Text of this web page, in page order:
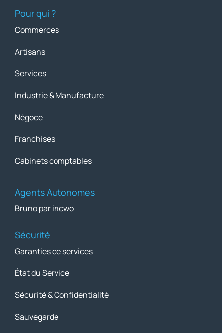
Pour qui ?
Commerces
Artisans
Services
Industrie & Manufacture
Négoce
Franchises
Cabinets comptables
Agents Autonomes
Bruno par incwo
Sécurité
Garanties de services
État du Service
Sécurité & Confidentialité
Sauvegarde